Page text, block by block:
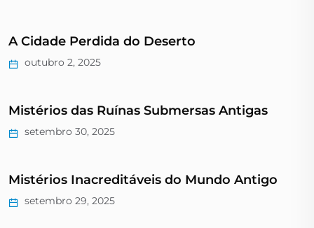
A Cidade Perdida do Deserto
outubro 2, 2025
Mistérios das Ruínas Submersas Antigas
setembro 30, 2025
Mistérios Inacreditáveis do Mundo Antigo
setembro 29, 2025